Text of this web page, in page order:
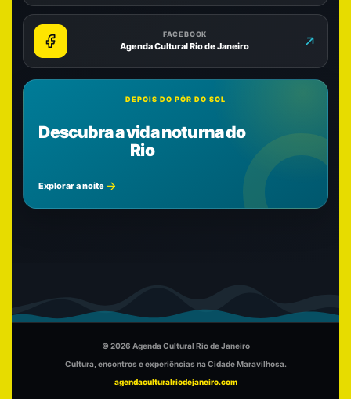
FACEBOOK
Agenda Cultural Rio de Janeiro
DEPOIS DO PÔR DO SOL
Descubra a vida noturna do
Rio
Explorar a noite
© 2026 Agenda Cultural Rio de Janeiro
Cultura, encontros e experiências na Cidade Maravilhosa.
agendaculturalriodejaneiro.com